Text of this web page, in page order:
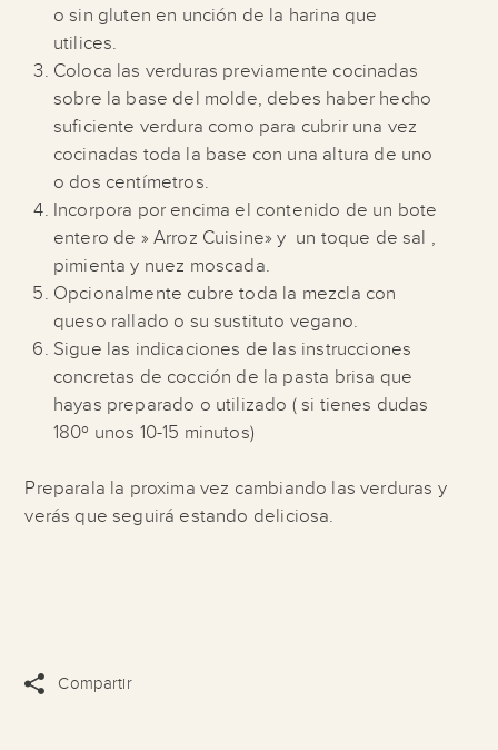
o sin gluten en unción de la harina que
utilices.
Coloca las verduras previamente cocinadas
sobre la base del molde, debes haber hecho
suficiente verdura como para cubrir una vez
cocinadas toda la base con una altura de uno
o dos centímetros.
Incorpora por encima el contenido de un bote
entero de » Arroz Cuisine» y un toque de sal ,
pimienta y nuez moscada.
Opcionalmente cubre toda la mezcla con
queso rallado o su sustituto vegano.
Sigue las indicaciones de las instrucciones
concretas de cocción de la pasta brisa que
hayas preparado o utilizado ( si tienes dudas
180º unos 10-15 minutos)
Preparala la proxima vez cambiando las verduras y
verás que seguirá estando deliciosa.
Compartir